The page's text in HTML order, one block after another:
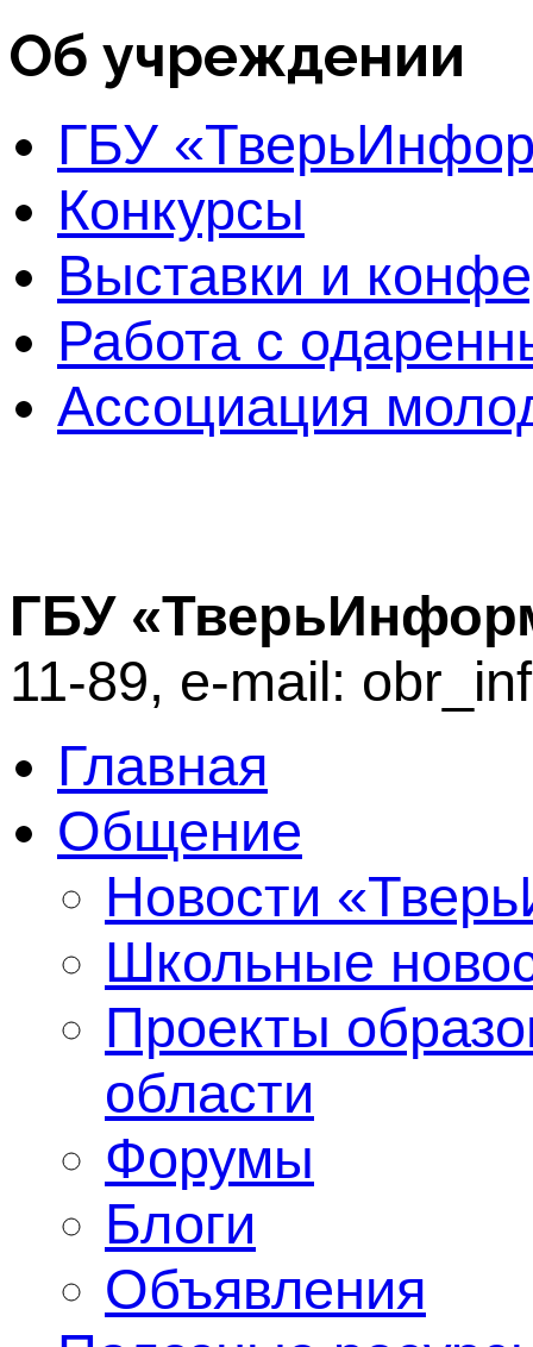
Об учреждении
ГБУ
Конкурсы
Выставки и
Работа с
Ассоциация
ГБУ
11-89, e-mail:
Главная
Общение
Новости
Школьные
Проекты
области
Форумы
Блоги
Объявления